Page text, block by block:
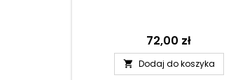
Cena
72,00 zł
 Dodaj do koszyka